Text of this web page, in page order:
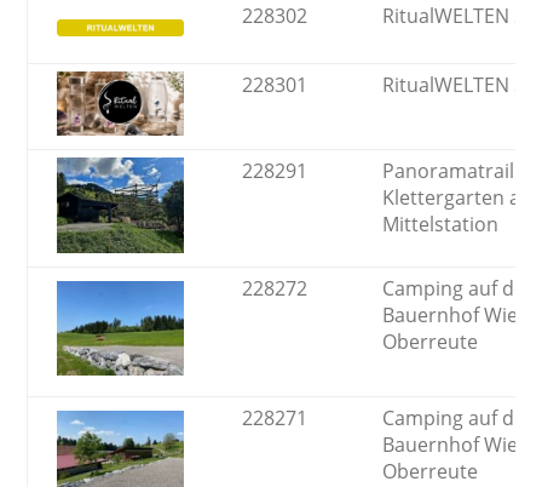
228302
RitualWELTEN
228301 RitualWELTEN
228291
Panoramatrail:
Klettergarten an
Mittelstation
228272
Camping auf
Bauernhof
Oberreute
228271
Camping auf
Bauernhof
Oberreute